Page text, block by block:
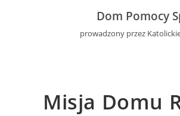
Dom Pomocy
prowadzony przez
Misja Domu